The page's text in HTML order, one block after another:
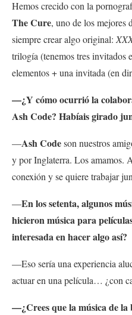
Hemos crecido con la
The Cure, uno de los mejores
siempre crear algo original:
trilogía (tenemos tres invitados
elementos + una invitada (en
—¿Y cómo ocurrió la
Ash Code? Habíais girado
—Ash Codeson nuestros
y por Inglaterra. Los amamos.
conexión y se quiere trabajar
—En los setenta, algunos
hicieron música para
interesada en hacer algo así?
—Eso sería una experiencia
actuar en una película… ¿con
—¿Crees que la música de la